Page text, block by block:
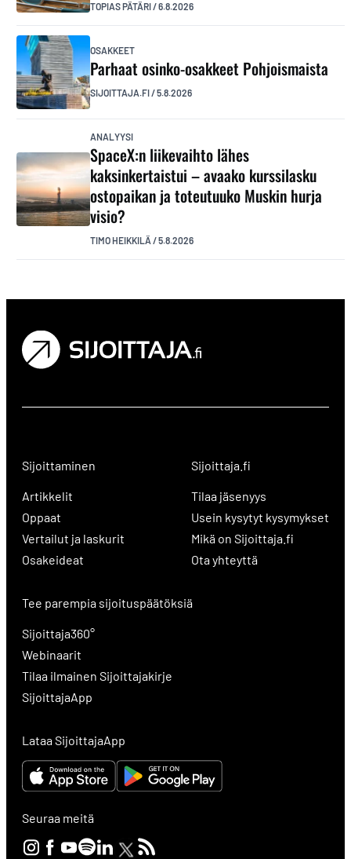
TOPIAS PÄTÄRI/6.8.2026
OSAKKEET
Parhaat osinko-osakkeet Pohjoismaista
SIJOITTAJA.FI/5.8.2026
ANALYYSI
SpaceX:n liikevaihto lähes
kaksinkertaistui – avaako kurssilasku
ostopaikan ja toteutuuko Muskin hurja
visio?
TIMO HEIKKILÄ /5.8.2026
Sijoittaminen
Artikkelit
Oppaat
Vertailut ja laskurit
Osakeideat
Sijoittaja.fi
Tilaa jäsenyys
Usein kysytyt kysymykset
Mikä on Sijoittaja.fi
Ota yhteyttä
Tee parempia sijoituspäätöksiä
Sijoittaja360°
Webinaarit
Tilaa ilmainen Sijoittajakirje
SijoittajaApp
Lataa SijoittajaApp
Seuraa meitä